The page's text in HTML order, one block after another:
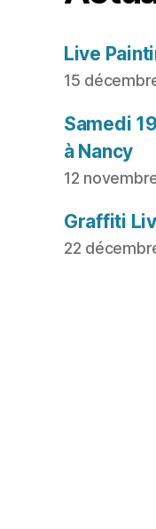
Live
15
Samedi
à Nancy
12
Graffiti
22